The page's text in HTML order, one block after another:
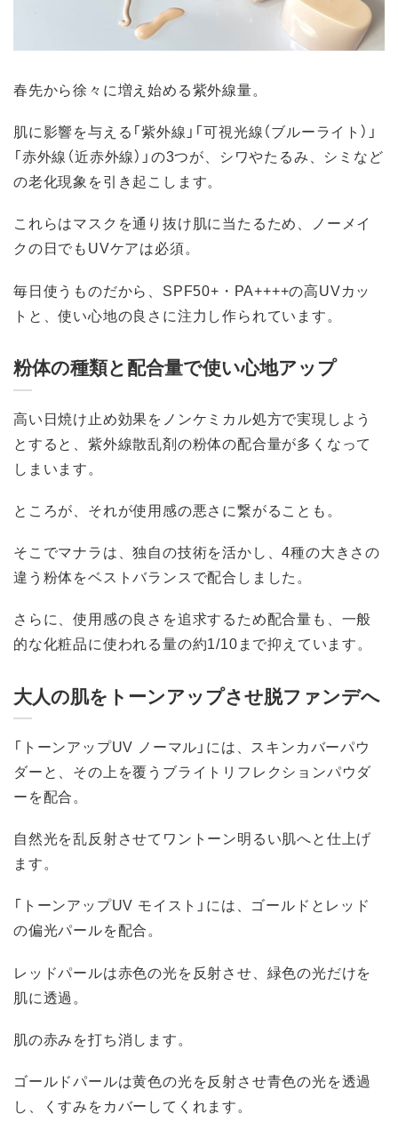
春先から徐々に増え始める紫外線量。
肌に影響を与える「紫外線」「可視光線（ブルーライト）」
「赤外線（近赤外線）」の3つが、シワやたるみ、シミなど
の老化現象を引き起こします。
これらはマスクを通り抜け肌に当たるため、ノーメイ
クの日でもUVケアは必須。
毎日使うものだから、SPF50+・PA++++の高UVカッ
トと、使い心地の良さに注力し作られています。
粉体の種類と配合量で使い心地アップ
高い日焼け止め効果をノンケミカル処方で実現しよう
とすると、紫外線散乱剤の粉体の配合量が多くなって
しまいます。
ところが、それが使用感の悪さに繋がることも。
そこでマナラは、独自の技術を活かし、4種の大きさの
違う粉体をベストバランスで配合しました。
さらに、使用感の良さを追求するため配合量も、一般
的な化粧品に使われる量の約1/10まで抑えています。
大人の肌をトーンアップさせ脱ファンデへ
「トーンアップUV ノーマル」には、スキンカバーパウ
ダーと、その上を覆うブライトリフレクションパウダ
ーを配合。
自然光を乱反射させてワントーン明るい肌へと仕上げ
ます。
「トーンアップUV モイスト」には、ゴールドとレッド
の偏光パールを配合。
レッドパールは赤色の光を反射させ、緑色の光だけを
肌に透過。
肌の赤みを打ち消します。
ゴールドパールは黄色の光を反射させ青色の光を透過
し、くすみをカバーしてくれます。